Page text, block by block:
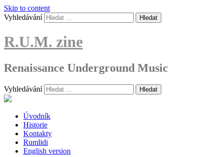
Skip to content
Vyhledávání
R.U.M. zine
Renaissance Underground Music
Vyhledávání
Úvodník
Historie
Kontakty
Rumlidi
English version